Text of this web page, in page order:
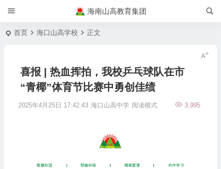
海南山高教育集团
首页 海口山高学校 正文
喜报 | 热血挥拍，我校乒乓球队在市
“青椰”体育节比赛中勇创佳绩
2025年4月25日 17:42:43 海口山高中学 3,995
阅读模式